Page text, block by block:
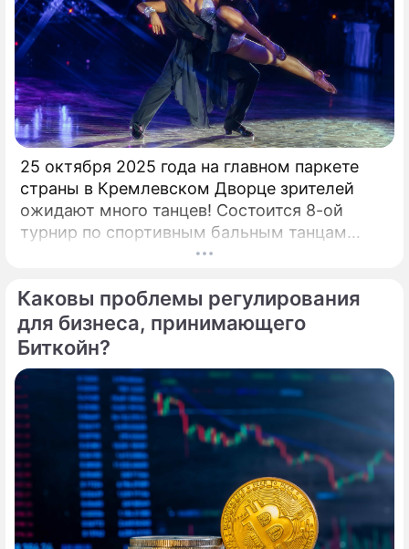
25 октября 2025 года на главном паркете
страны в Кремлевском Дворце зрителей
ожидают много танцев! Состоится 8-ой
турнир по спортивным бальным танцам
"Кубок Кремля – Гордость России!". Будет
европейской и латиноамериканской
программах среди любителей,
профессионалов и Про-Эм пар. Организатор
Союза, президент Евро-Азиатского
Танцевального Совете (EADC), заслуженный
деятель искусств РФ, народный артист
России Станислав Попов. Совсем недавно
сложившийся дуэт Кирилла Александрова и
Дарьи Прусаковой примет участие в
турнире профессионалов по
латиноамериканской программе.
Каковы проблемы регулирования
для бизнеса, принимающего
Биткойн?